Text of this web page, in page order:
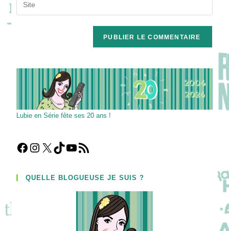
comment
address
l’URL
Lubie en Série fête ses 20 ans !
Facebook
Instagram
X TikTokYouTube
Flux RSS
QUELLE BLOGUEUSE JE SUIS ?